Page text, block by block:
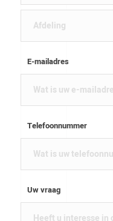
E-mailadres
Telefoonnummer
Uw vraag